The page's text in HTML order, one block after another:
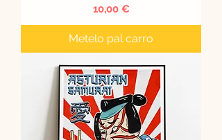
Precio
10,00 €
Metelo pal carro